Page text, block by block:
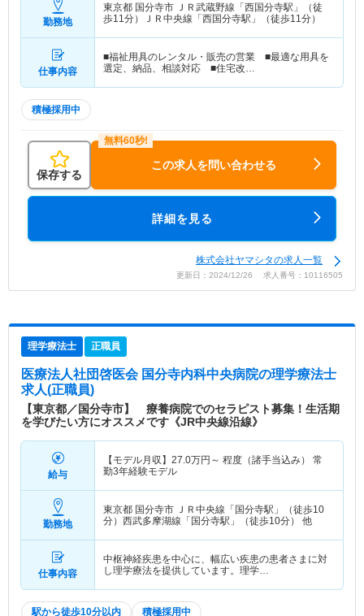
勤務地
東京都 国分寺市 ＪＲ武蔵野線「西国分寺駅」（徒
歩11分）ＪＲ中央線「西国分寺駅」（徒歩11分）
仕事内容
■福祉用具のレンタル・販売の営業 ■最適な用具を
選定、納品、相談対応 ■住宅改…
積極採用中
保存する
この求人を問い合わせる
詳細を見る
株式会社ヤマシタの求人一覧
更新日：2024/12/26 求人番号：10116505
理学療法士 正職員
医療法人社団啓医会 国分寺内科中央病院の理学療法士
求人(正職員)
【東京都／国分寺市】 療養病院でのセラピスト募集！生活期
を学びたい方にオススメです《JR中央線沿線》
給与
【モデル月収】 27.0万円～ 程度（諸手当込み） 常
勤3年経験モデル
勤務地
東京都 国分寺市 ＪＲ中央線「国分寺駅」（徒歩10
分）西武多摩湖線「国分寺駅」（徒歩10分） 他
仕事内容
中枢神経疾患を中心に、幅広い疾患の患者さまに対
し理学療法を提供しています。理学…
駅から徒歩10分以内 積極採用中